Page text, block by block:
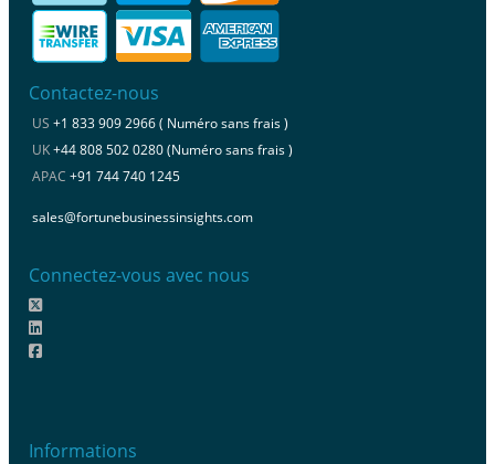
Contactez-nous
US +1 833 909 2966 ( Numéro sans frais )
UK+44 808 502 0280 (Numéro sans frais )
APAC +91 744 740 1245
sales@fortunebusinessinsights.com
Connectez-vous avec nous
Informations